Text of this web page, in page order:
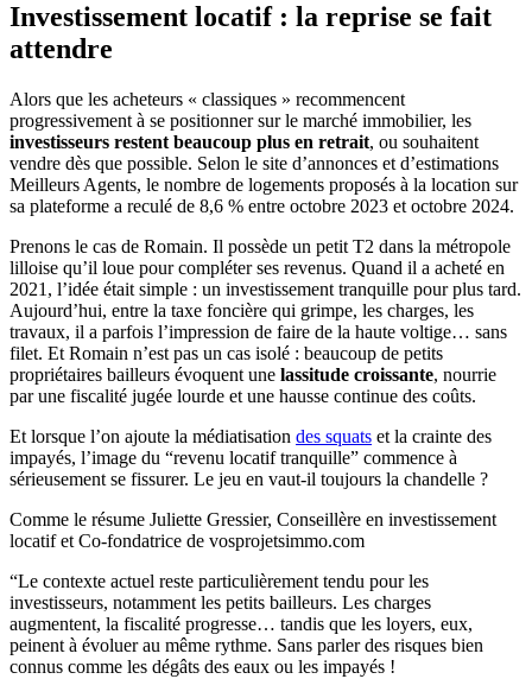
Investissement locatif : la reprise se fait
attendre
Alors que les acheteurs « classiques » recommencent
progressivement à se positionner sur le marché immobilier, les
investisseurs restent beaucoup plus en retrait, ou souhaitent
vendre dès que possible. Selon le site d’annonces et d’estimations
Meilleurs Agents, le nombre de logements proposés à la location sur
sa plateforme a reculé de 8,6 % entre octobre 2023 et octobre 2024.
Prenons le cas de Romain. Il possède un petit T2 dans la métropole
lilloise qu’il loue pour compléter ses revenus. Quand il a acheté en
2021, l’idée était simple : un investissement tranquille pour plus tard.
Aujourd’hui, entre la taxe foncière qui grimpe, les charges, les
travaux, il a parfois l’impression de faire de la haute voltige… sans
filet. Et Romain n’est pas un cas isolé : beaucoup de petits
propriétaires bailleurs évoquent une lassitude croissante, nourrie
par une fiscalité jugée lourde et une hausse continue des coûts.
Et lorsque l’on ajoute la médiatisation des squats et la crainte des
impayés, l’image du “revenu locatif tranquille” commence à
sérieusement se fissurer. Le jeu en vaut-il toujours la chandelle ?
Comme le résume Juliette Gressier, Conseillère en investissement
locatif et Co-fondatrice de vosprojetsimmo.com
“Le contexte actuel reste particulièrement tendu pour les
investisseurs, notamment les petits bailleurs. Les charges
augmentent, la fiscalité progresse… tandis que les loyers, eux,
peinent à évoluer au même rythme. Sans parler des risques bien
connus comme les dégâts des eaux ou les impayés !